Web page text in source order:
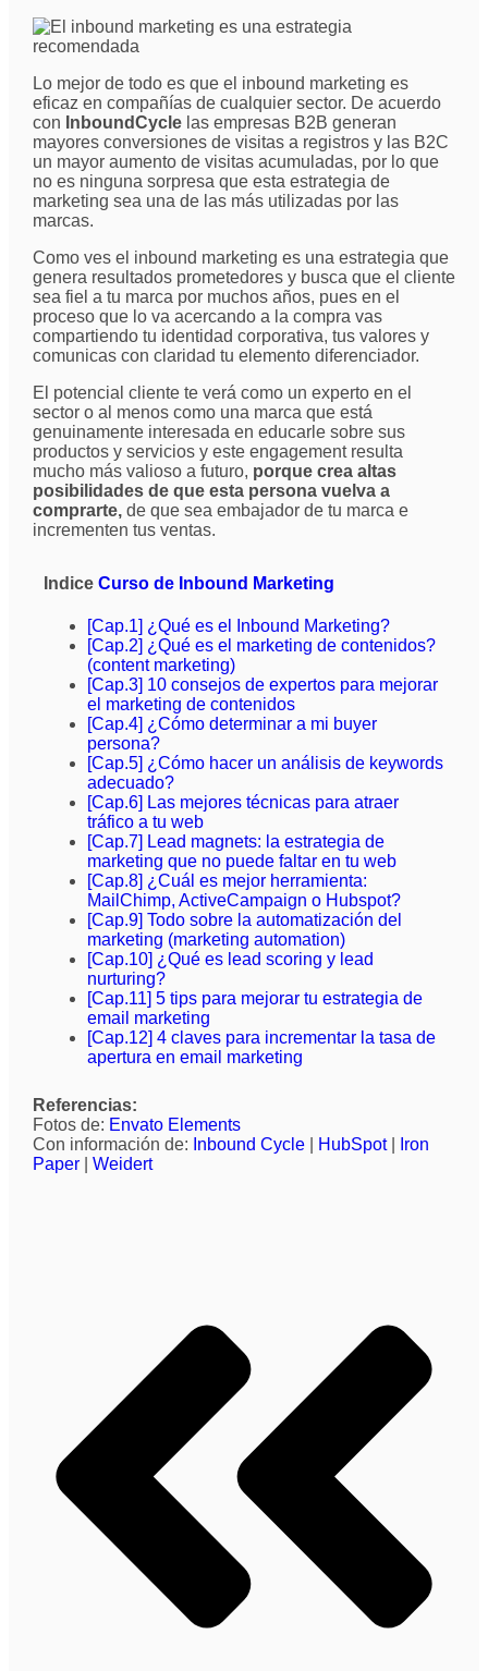
Lo mejor de todo es que el inbound marketing es
eficaz en compañías de cualquier sector. De acuerdo
con InboundCyclelas empresas B2B generan
mayores conversiones de visitas a registros y las B2C
un mayor aumento de visitas acumuladas, por lo que
no es ninguna sorpresa que esta estrategia de
marketing sea una de las más utilizadas por las
marcas.
Como ves el inbound marketing es una estrategia que
genera resultados prometedores y busca que el cliente
sea fiel a tu marca por muchos años, pues en el
proceso que lo va acercando a la compra vas
compartiendo tu identidad corporativa, tus valores y
comunicas con claridad tu elemento diferenciador.
El potencial cliente te verá como un experto en el
sector o al menos como una marca que está
genuinamente interesada en educarle sobre sus
productos y servicios y este engagement resulta
mucho más valioso a futuro, porque crea altas
posibilidades de que esta persona vuelva a
comprarte,de que sea embajador de tu marca e
incrementen tus ventas.
Indice Curso de Inbound Marketing
[Cap.1] ¿Qué es el Inbound Marketing?
[Cap.2] ¿Qué es el marketing de contenidos?
(content marketing)
[Cap.3] 10 consejos de expertos para mejorar
el marketing de contenidos
[Cap.4] ¿Cómo determinar a mi buyer
persona?
[Cap.5] ¿Cómo hacer un análisis de keywords
adecuado?
[Cap.6] Las mejores técnicas para atraer
tráfico a tu web
[Cap.7] Lead magnets: la estrategia de
marketing que no puede faltar en tu web
[Cap.8] ¿Cuál es mejor herramienta:
MailChimp, ActiveCampaign o Hubspot?
[Cap.9] Todo sobre la automatización del
marketing (marketing automation)
[Cap.10] ¿Qué es lead scoring y lead
nurturing?
[Cap.11] 5 tips para mejorar tu estrategia de
email marketing
[Cap.12] 4 claves para incrementar la tasa de
apertura en email marketing
Referencias:
Fotos de: Envato Elements
Con información de: Inbound Cycle| HubSpot|
Iron
Paper| Weidert